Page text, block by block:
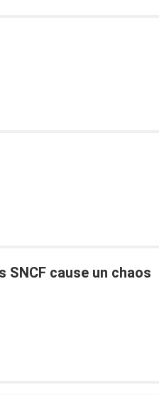
cause un chaos